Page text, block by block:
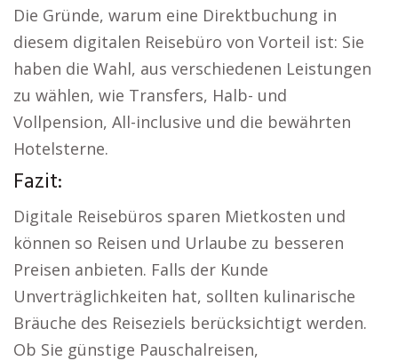
Die Gründe, warum eine Direktbuchung in
diesem digitalen Reisebüro von Vorteil ist: Sie
haben die Wahl, aus verschiedenen Leistungen
zu wählen, wie Transfers, Halb- und
Vollpension, All-inclusive und die bewährten
Hotelsterne.
Fazit:
Digitale Reisebüros sparen Mietkosten und
können so Reisen und Urlaube zu besseren
Preisen anbieten. Falls der Kunde
Unverträglichkeiten hat, sollten kulinarische
Bräuche des Reiseziels berücksichtigt werden.
Ob Sie günstige Pauschalreisen,